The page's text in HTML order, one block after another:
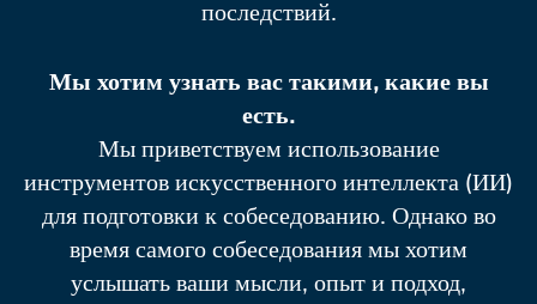
последствий.
Мы хотим узнать вас такими, какие вы
есть.
Мы приветствуем использование
инструментов искусственного интеллекта (ИИ)
для подготовки к собеседованию. Однако во
время самого собеседования мы хотим
услышать ваши мысли, опыт и подход,